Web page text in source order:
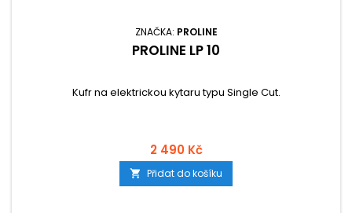
ZNAČKA: PROLINE
PROLINE LP 10
Kufr na elektrickou kytaru typu Single Cut.
2 490 Kč
 Přidat do košíku